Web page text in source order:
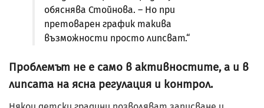
обяснява Стойнова. – Но при
претоварен график такива
възможности просто липсват.“
Проблемът не е само в активностите, а и в
липсата на ясна регулация и контрол.